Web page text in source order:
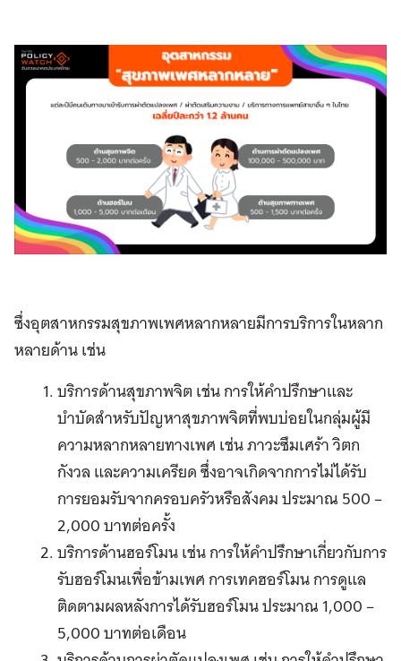
ซึ่งอุตสาหกรรมสุขภาพเพศหลากหลายมีการบริการในหลาก
หลายด้าน เช่น
บริการด้านสุขภาพจิต เช่น การให้คำปรึกษาและ
บำบัดสำหรับปัญหาสุขภาพจิตที่พบบ่อยในกลุ่มผู้มี
ความหลากหลายทางเพศ เช่น ภาวะซึมเศร้า วิตก
กังวล และความเครียด ซึ่งอาจเกิดจากการไม่ได้รับ
การยอมรับจากครอบครัวหรือสังคม ประมาณ500 –
2,000 บาทต่อครั้ง
บริการด้านฮอร์โมน เช่น การให้คำปรึกษาเกี่ยวกับการ
รับฮอร์โมนเพื่อข้ามเพศ การเทคฮอร์โมน การดูแล
ติดตามผลหลังการได้รับฮอร์โมน ประมาณ1,000 –
5,000 บาทต่อเดือน